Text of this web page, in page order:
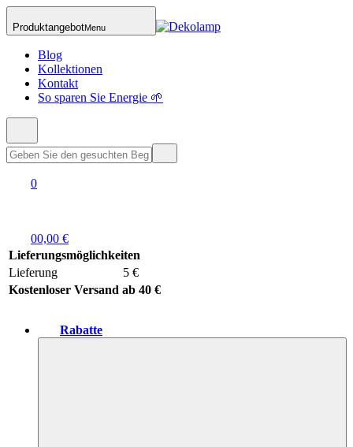
ProduktangebotMenu
Blog
Kollektionen
Kontakt
So sparen Sie Energie 🌱
0
00,00 €
Lieferungsmöglichkeiten
Lieferung
5 €
Kostenloser Versand ab 40 €
Rabatte